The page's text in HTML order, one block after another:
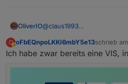
OliverIO@claus1993
welche in den Daten
datenpunkt zu schreiben
O
Abwesend
oFbEQnpoLKKl6mbY5e13schrieb am
zuletzt
Ich habe zwar bereits eine VIS,